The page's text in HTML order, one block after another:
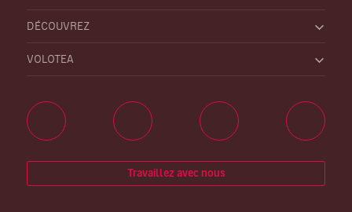
DÉCOUVREZ
VOLOTEA
Travaillez avec nous